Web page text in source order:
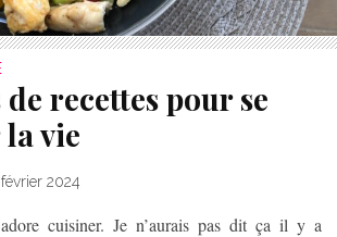
recettes pour se
vie
2024
cuisiner. Je n’aurais pas dit ça il y a